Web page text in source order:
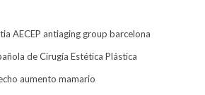
AECEP antiaging group barcelona
de Cirugía Estética Plástica
aumento mamario